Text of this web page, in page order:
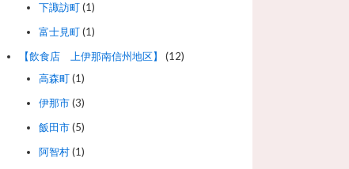
下諏訪町(1)
富士見町(1)
【飲食店 上伊那南信州地区】
(12)
高森町(1)
伊那市(3)
飯田市(5)
阿智村(1)